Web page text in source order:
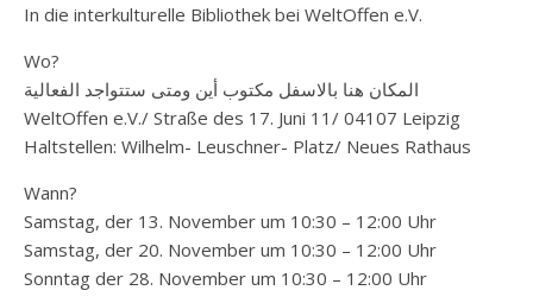
In die interkulturelle Bibliothek bei WeltOffen e.V.
Wo?
المكان هنا بالاسفل مكتوب أين ومتى ستتواجد الفعالية
WeltOffen e.V./ Straße des 17. Juni 11/ 04107 Leipzig
Haltstellen: Wilhelm- Leuschner- Platz/ Neues Rathaus
Wann?
Samstag, der 13. November um 10:30 – 12:00 Uhr
Samstag, der 20. November um 10:30 – 12:00 Uhr
Sonntag der 28. November um 10:30 – 12:00 Uhr